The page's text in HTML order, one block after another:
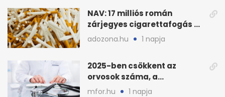
NAV: 17 milliós román
zárjegyes cigarettafogás az
M1-esen
adozona.hu 1 napja
2025-ben csökkent az
orvosok száma, a
háziorvosokra még több
mfor.hu 1 napja